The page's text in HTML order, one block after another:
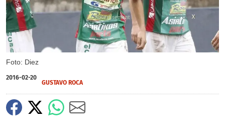
Foto: Diez
X
X
2016-02-20
GUSTAVO ROCA